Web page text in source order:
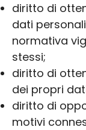
diritto di
dati
normativa
stessi;
diritto di
dei propri
diritto di
motivi